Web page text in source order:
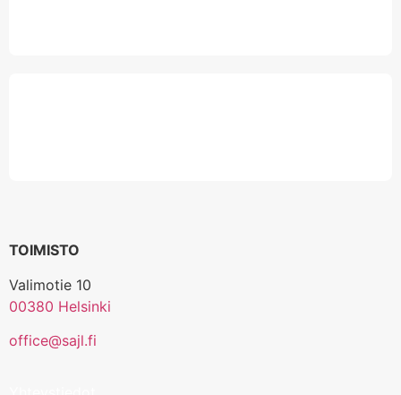
TOIMISTO
Valimotie 10
00380 Helsinki
office@sajl.fi